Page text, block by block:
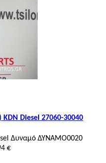
Diesel 27060-30040
Δυναμό ΔΥΝΑΜΟ0020
€